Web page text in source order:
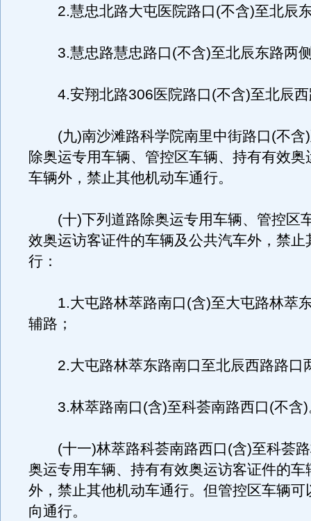
2.慧忠北路大屯医院路口(不含)至北辰
3.慧忠路慧忠路口(不含)至北辰东路两
4.安翔北路306医院路口(不含)至北辰西
(九)南沙滩路科学院南里中街路口(不含)
除奥运专用车辆、管控区车辆、持有有效奥
车辆外，禁止其他机动车通行。
(十)下列道路除奥运专用车辆、管控区
效奥运访客证件的车辆及公共汽车外，禁止
行：
1.大屯路林萃路南口(含)至大屯路林萃
辅路；
2.大屯路林萃东路南口至北辰西路路口
3.林萃路南口(含)至科荟南路西口(不含)
(十一)林萃路科荟南路西口(含)至科荟路
奥运专用车辆、持有有效奥运访客证件的车
外，禁止其他机动车通行。但管控区车辆可
向通行。